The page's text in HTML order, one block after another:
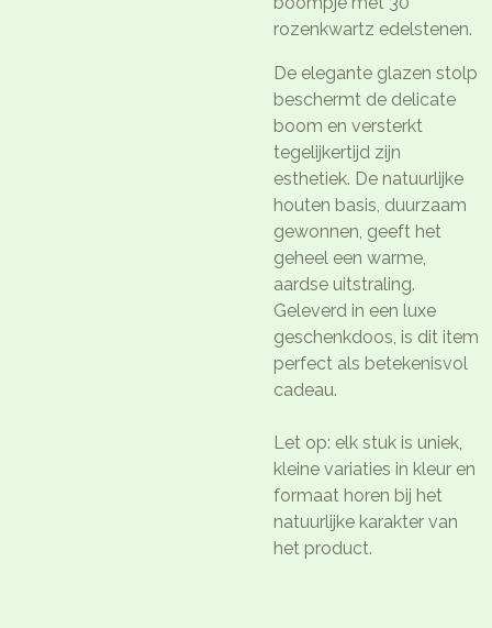
rozenkwartz edelstenen.
De elegante glazen stolp
beschermt de delicate
boom en versterkt
tegelijkertijd zijn
esthetiek. De natuurlijke
houten basis, duurzaam
gewonnen, geeft het
geheel een warme,
aardse uitstraling.
Geleverd in een luxe
geschenkdoos, is dit item
perfect als betekenisvol
cadeau.
Let op: elk stuk is uniek,
kleine variaties in kleur en
formaat horen bij het
natuurlijke karakter van
het product.